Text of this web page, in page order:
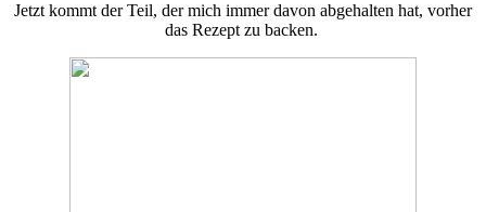
Jetzt kommt der Teil, der mich immer davon abgehalten hat, vorher
das Rezept zu backen.